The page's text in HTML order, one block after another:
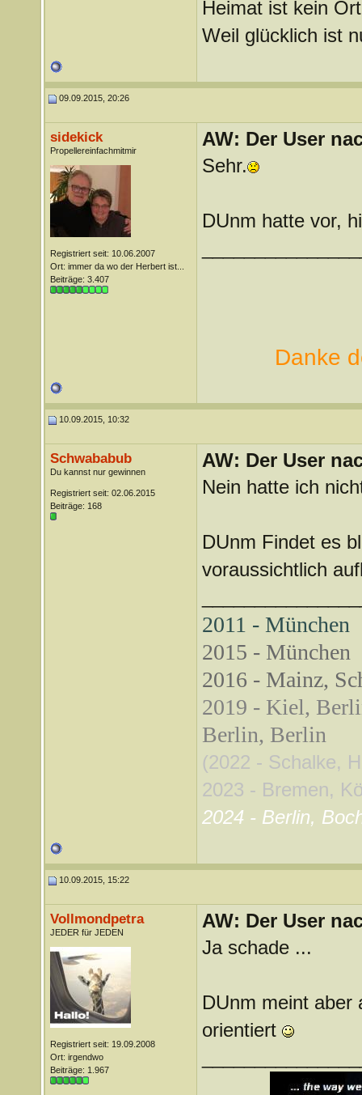
Heimat ist kein
Weil glücklich ist
09.09.2015, 20:26
sidekick
Propellereinfachmitmir
Registriert seit: 10.06.2007
Ort: immer da wo der Herbert ist...
Beiträge: 3.407
AW: Der User
Sehr.
DUnm hatte vor,
Danke
10.09.2015, 10:32
Schwababub
Du kannst nur gewinnen
Registriert seit: 02.06.2015
Beiträge: 168
AW: Der User
Nein hatte ich
DUnm Findet es
voraussichtlich
2011 - München
2015 - München
2016 - Mainz,
2019 - Kiel,
Berlin, Berlin
(2022 - Schalke,
2023 - Bremen,
2024 - Berlin,
10.09.2015, 15:22
Vollmondpetra
JEDER für JEDEN
Registriert seit: 19.09.2008
Ort: irgendwo
Beiträge: 1.967
AW: Der User
Ja schade ...
DUnm meint aber
orientiert